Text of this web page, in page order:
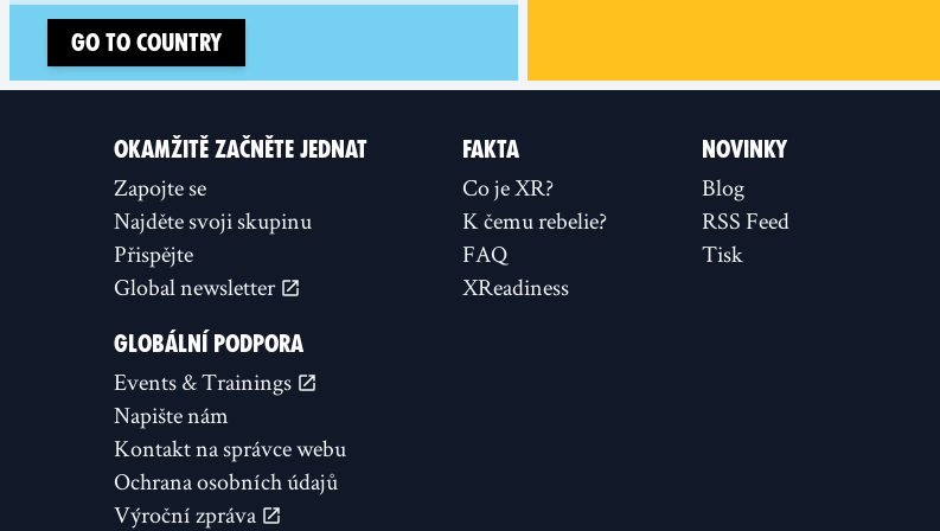
Go to country
OKAMŽITĚ ZAČNĚTE JEDNAT
Zapojte se
Najděte svoji skupinu
Přispějte
Global newsletter
FAKTA
Co je XR?
K čemu rebelie?
FAQ
XReadiness
NOVINKY
Blog
RSS Feed
Tisk
GLOBÁLNÍ PODPORA
Events & Trainings
Napište nám
Kontakt na správce webu
Ochrana osobních údajů
Výroční zpráva